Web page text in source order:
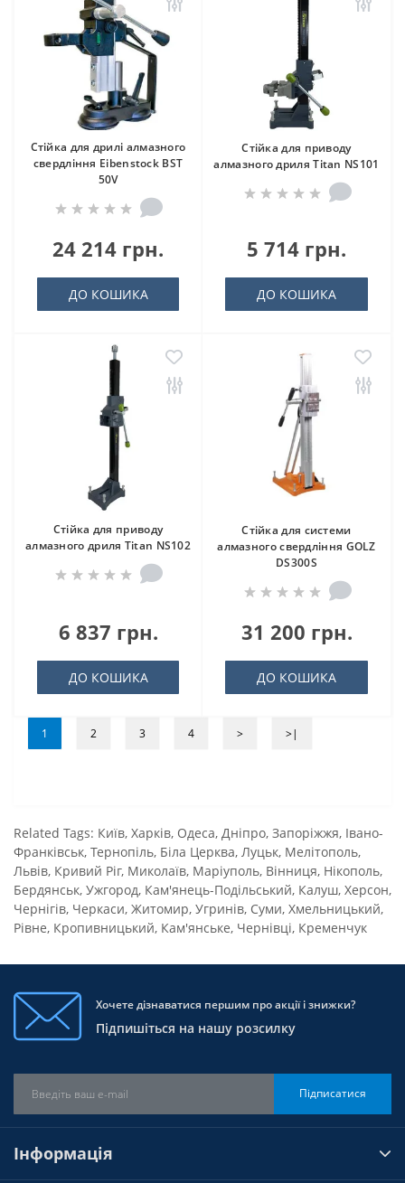
Стійка для дрилі алмазного
свердління Eibenstock BST
50V
24 214 грн.
ДО КОШИКА
Стійка для приводу
алмазного дриля Titan NS101
5 714 грн.
ДО КОШИКА
Стійка для приводу
алмазного дриля Titan NS102
6 837 грн.
ДО КОШИКА
Стійка для системи
алмазного свердління GOLZ
DS300S
31 200 грн.
ДО КОШИКА
1 2 3 4 > >|
Related Tags: Київ, Харків, Одеса, Дніпро, Запоріжжя, Івано-
Франківськ, Тернопіль, Біла Церква, Луцьк, Мелітополь,
Львів, Кривий Ріг, Миколаїв, Маріуполь, Вінниця, Нікополь,
Бердянськ, Ужгород, Кам'янець-Подільський, Калуш, Херсон,
Чернігів, Черкаси, Житомир, Угринів, Суми, Хмельницький,
Рівне, Кропивницький, Кам'янське, Чернівці, Кременчук
Хочете дізнаватися першим про акції і знижки?
Підпишіться на нашу розсилку
Підписатися
Інформація